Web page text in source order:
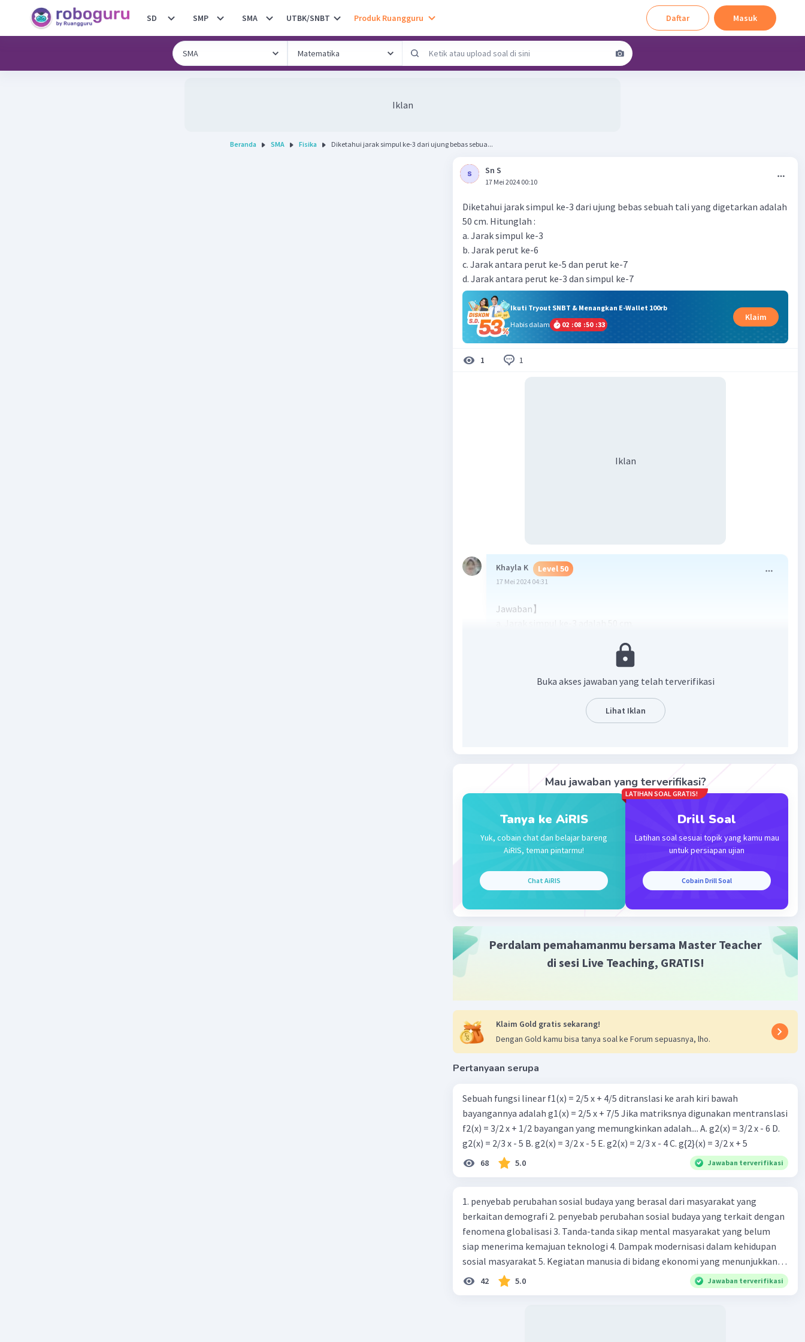
SD SMP SMA UTBK/SNBT Produk Ruangguru Daftar Masuk
Iklan
Beranda SMA Fisika Diketahui jarak simpul ke-3 dari ujung bebas sebua...
Sn S
17 Mei 2024 00:10
Diketahui jarak simpul ke-3 dari ujung bebas sebuah tali yang digetarkan adalah
50 cm. Hitunglah :
a. Jarak simpul ke-3
b. Jarak perut ke-6
c. Jarak antara perut ke-5 dan perut ke-7
d. Jarak antara perut ke-3 dan simpul ke-7
Ikuti Tryout SNBT & Menangkan E-Wallet 100rb
Habis dalam
02 :08 :50 :32
Klaim
1 1
Iklan
Khayla K Level 50
17 Mei 2024 04:31
Jawaban】
c. Jarak antara perut ke-5 dan perut ke-7 adalah 33.33 cm.
d. Jarak antara perut ke-3 dan simpul ke-7 adalah 16.67 cm.
Balas
Iklan
Buka akses jawaban yang telah terverifikasi
Lihat Iklan
Mau jawaban yang terverifikasi?
Tanya ke AiRIS
Yuk, cobain chat dan belajar bareng
AiRIS, teman pintarmu!
Chat AiRIS
LATIHAN SOAL GRATIS!
Drill Soal
Latihan soal sesuai topik yang kamu mau
untuk persiapan ujian
Cobain Drill Soal
Perdalam pemahamanmu bersama Master Teacher
di sesi Live Teaching, GRATIS!
Klaim Gold gratis sekarang!
Dengan Gold kamu bisa tanya soal ke Forum sepuasnya, lho.
Pertanyaan serupa
Sebuah fungsi linear f1(x) = 2/5 x + 4/5 ditranslasi ke arah kiri bawah
bayangannya adalah g1(x) = 2/5 x + 7/5 Jika matriksnya digunakan mentranslasi
f2(x) = 3/2 x + 1/2 bayangan yang memungkinkan adalah.... A. g2(x) = 3/2 x - 6 D.
g2(x) = 2/3 x - 5 B. g2(x) = 3/2 x - 5 E. g2(x) = 2/3 x - 4 C. g{2}(x) = 3/2 x + 5
68 5.0 Jawaban terverifikasi
1. penyebab perubahan sosial budaya yang berasal dari masyarakat yang
berkaitan demografi 2. penyebab perubahan sosial budaya yang terkait dengan
fenomena globalisasi 3. Tanda-tanda sikap mental masyarakat yang belum
siap menerima kemajuan teknologi 4. Dampak modernisasi dalam kehidupan
sosial masyarakat 5. Kegiatan manusia di bidang ekonomi yang menunjukkan
perubahan ke arah modernisasi 6. Contoh pengaruh modernisasi di bidang ilmu
pengetahuan dan pendidikan terhadap pola pikir masyarakat 7. Konsep
42 5.0 Jawaban terverifikasi